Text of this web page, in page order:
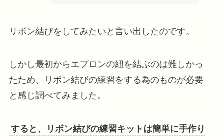
リボン結びをしてみたいと言い出したのです。
しかし最初からエプロンの紐を結ぶのは難しかっ
たため、リボン結びの練習をする為のものが必要
と感じ調べてみました。
すると、リボン結びの練習キットは簡単に手作り